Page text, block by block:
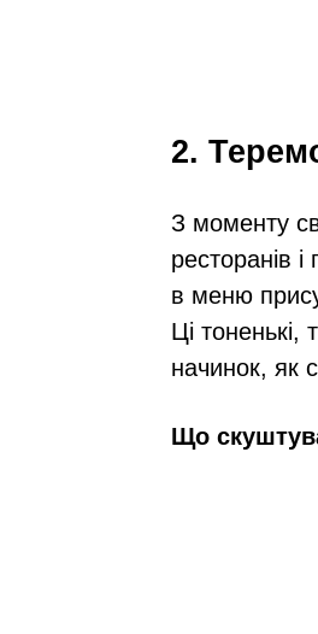
2.
З моменту
ресторанів
в меню
Ці тоненькі,
начинок, як
Що